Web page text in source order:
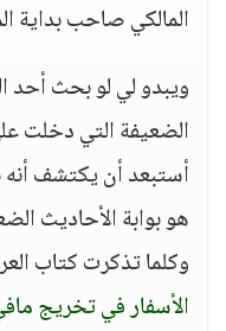
المالكي صاحب
ويبدو لي لو بحث أحد
الضعيفة التي دخلت
أستبعد أن يكتشف أنه
هو بوابة الأحاديث
وكلما تذكرت كتاب
الأسفار في تخريج